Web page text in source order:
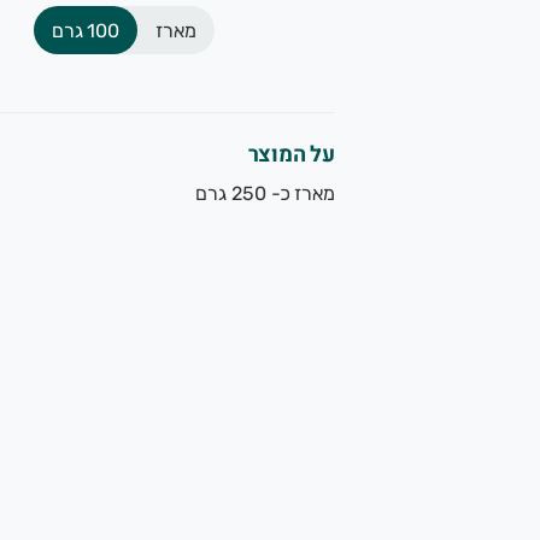
מארז 100 גרם
על המוצר
מארז כ- 250 גרם